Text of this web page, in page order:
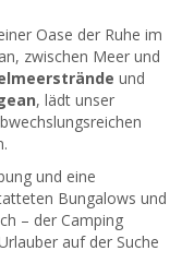
Oase der Ruhe im
zwischen Meer und
und
, lädt unser
und eine
Bungalows und
– der Camping
auf der Suche